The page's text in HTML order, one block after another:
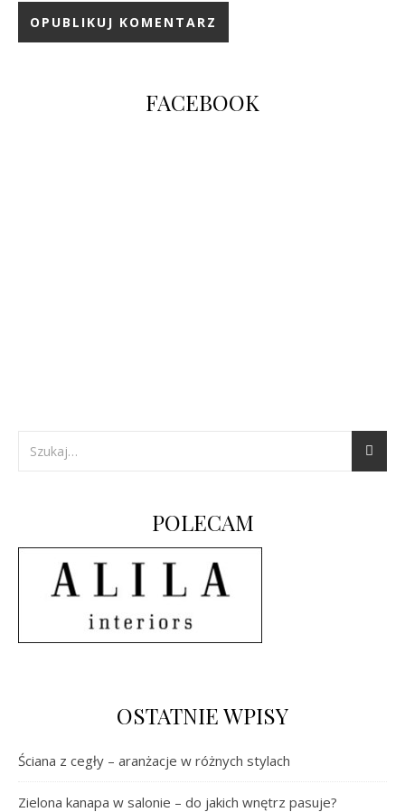
FACEBOOK
POLECAM
OSTATNIE WPISY
Ściana z cegły – aranżacje w różnych stylach
Zielona kanapa w salonie – do jakich wnętrz pasuje?